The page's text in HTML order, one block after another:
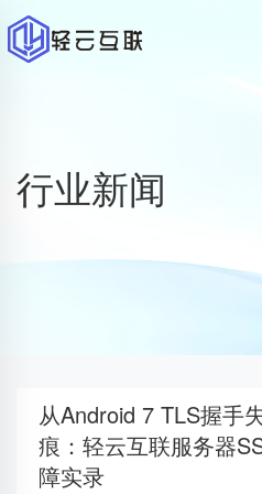
行业新闻
从Android 7 TLS握手
痕：轻云互联服务器
障实录